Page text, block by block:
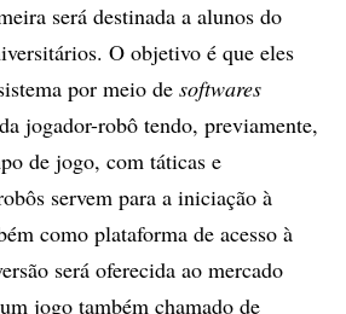
será destinada a alunos do
O objetivo é que eles
por meio de softwares
jogador-robô tendo, previamente,
de jogo, com táticas e
servem para a iniciação à
como plataforma de acesso à
será oferecida ao mercado
jogo também chamado de